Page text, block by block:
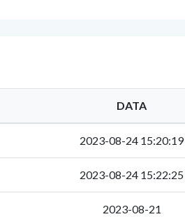
DATA
2023-08-24 15:20:19
2023-08-24 15:22:25
2023-08-21